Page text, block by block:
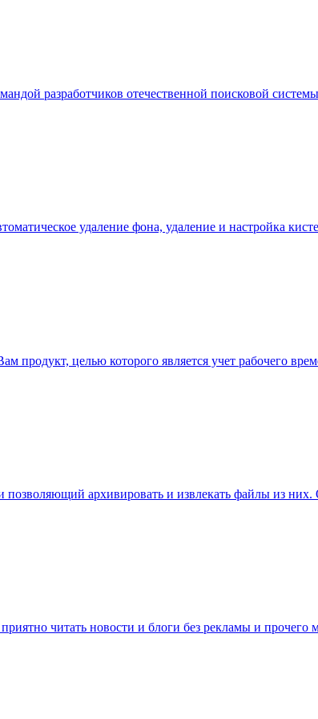
разработчиков отечественной поисковой
удаление фона, удаление и настройка
продукт, целью которого является учет рабочего
архивировать и извлекать файлы из
читать новости и блоги без рекламы и